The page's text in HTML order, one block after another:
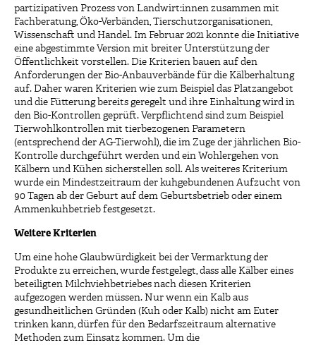
partizipativen Prozess von Landwirt:innen zusammen mit
Fachberatung, Öko-Verbänden, Tierschutzorganisationen,
Wissenschaft und Handel. Im Februar 2021 konnte die Initiative
eine abgestimmte Version mit breiter Unterstützung der
Öffentlichkeit vorstellen. Die Kriterien bauen auf den
Anforderungen der Bio-Anbauverbände für die Kälberhaltung
auf. Daher waren Kriterien wie zum Beispiel das Platzangebot
und die Fütterung bereits geregelt und ihre Einhaltung wird in
den Bio-Kontrollen geprüft. Verpflichtend sind zum Beispiel
Tierwohlkontrollen mit tierbezogenen Parametern
(entsprechend der AG-Tierwohl), die im Zuge der jährlichen Bio-
Kontrolle durchgeführt werden und ein Wohlergehen von
Kälbern und Kühen sicherstellen soll. Als weiteres Kriterium
wurde ein Mindestzeitraum der kuhgebundenen Aufzucht von
90 Tagen ab der Geburt auf dem Geburtsbetrieb oder einem
Ammenkuhbetrieb festgesetzt.
Weitere Kriterien
Um eine hohe Glaubwürdigkeit bei der Vermarktung der
Produkte zu erreichen, wurde festgelegt, dass alle Kälber eines
beteiligten Milchviehbetriebes nach diesen Kriterien
aufgezogen werden müssen. Nur wenn ein Kalb aus
gesundheitlichen Gründen (Kuh oder Kalb) nicht am Euter
trinken kann, dürfen für den Bedarfszeitraum alternative
Methoden zum Einsatz kommen. Um die